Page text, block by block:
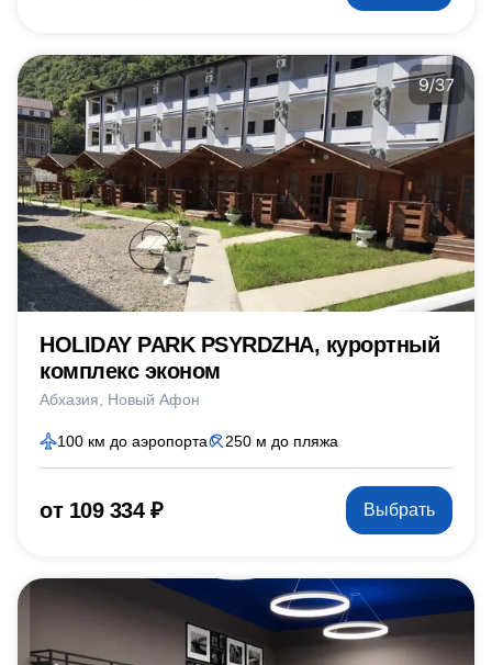
HOLIDAY PARK PSYRDZHA, курортный
комплекс эконом
Абхазия Новый Афон
100 км до аэропорта 250 м до пляжа
от 109 334 ₽ Выбрать